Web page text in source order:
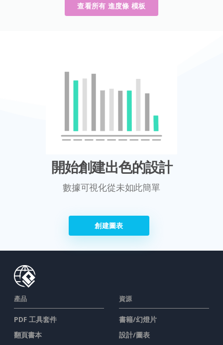
查看所有 進度條 模板
開始創建出色的設計
數據可視化從未如此簡單
創建圖表
產品
PDF 工具套件
翻頁書本
資源
書籍/幻燈片
設計/圖表